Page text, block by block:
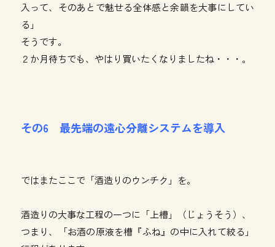
入って、そのあとで魅せる全体感と余韻を大事にしてい
る」
そうです。
２か月待ちでも、やはり買いたくなりましたね・・・。
その6 最先端の遠心分離システムを導入
ではまたここで「酒造りのウンチク」を。
酒造りの大事な工程の一つに「上槽」（じょうそう）、
つまり、「お酒の原液を槽『ふね』の中に入れて絞る」